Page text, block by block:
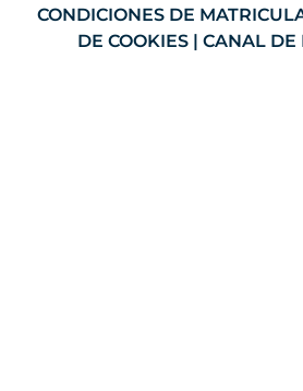
CONDICIONES DE
DE COOKIES | CANAL DE